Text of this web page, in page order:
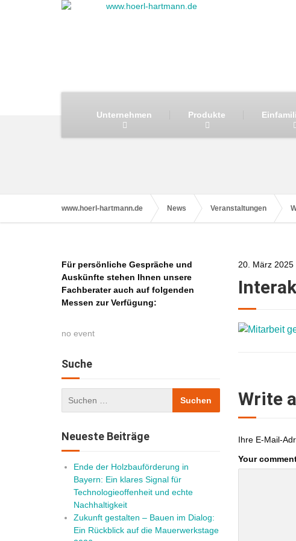
Unternehmen Produkte
www.hoerl-hartmann.de News Veranstaltungen
20. März 2025
Write
Ihre E-Mail-
Your
Für persönliche Gespräche und
Auskünfte stehen Ihnen unsere
Fachberater auch auf folgenden
Messen zur Verfügung:
no event
Suche
Neueste Beiträge
Ende der Holzbauförderung in
Bayern: Ein klares Signal für
Technologieoffenheit und echte
Nachhaltigkeit
Zukunft gestalten – Bauen im Dialog:
Ein Rückblick auf die Mauerwerkstage